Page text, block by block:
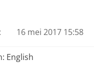
16 mei 2017 15:58
English